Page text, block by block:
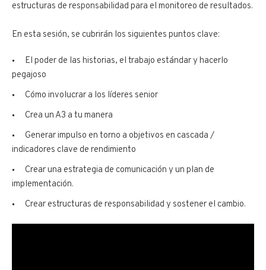
estructuras de responsabilidad para el monitoreo de resultados.
En esta sesión, se cubrirán los siguientes puntos clave:
El poder de las historias, el trabajo estándar y hacerlo
pegajoso
Cómo involucrar a los líderes senior
Crea un A3 a tu manera
Generar impulso en torno a objetivos en cascada /
indicadores clave de rendimiento
Crear una estrategia de comunicación y un plan de
implementación.
Crear estructuras de responsabilidad y sostener el cambio.